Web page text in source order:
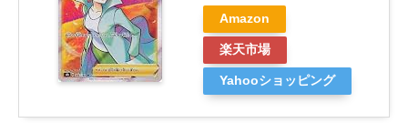
Amazon
楽天市場
Yahooショッピング